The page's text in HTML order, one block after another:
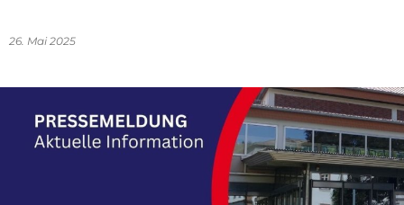
26. Mai 2025